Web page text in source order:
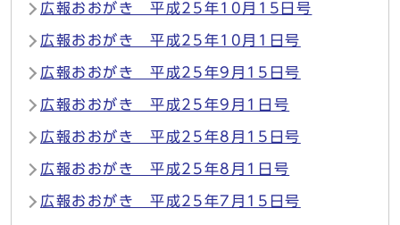
広報おおがき 平成25年10月15日号
広報おおがき 平成25年10月1日号
広報おおがき 平成25年9月15日号
広報おおがき 平成25年9月1日号
広報おおがき 平成25年8月15日号
広報おおがき 平成25年8月1日号
広報おおがき 平成25年7月15日号